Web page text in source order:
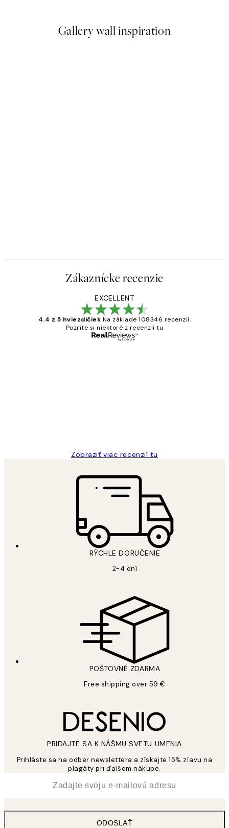
Gallery wall inspiration
Zákaznícke recenzie
EXCELLENT
4.4 z 5 hviezdičiek Na základe 108346 recenzií.
Pozrite si niektoré z recenzií tu
Zobraziť viac recenzií tu
RÝCHLE DORUČENIE
2-4 dní
POŠTOVNÉ ZDARMA
Free shipping over 59 €
PRIDAJTE SA K NÁŠMU SVETU UMENIA
Prihláste sa na odber newslettera a získajte 15% zľavu na
plagáty pri ďalšom nákupe.
ODOSLAŤ